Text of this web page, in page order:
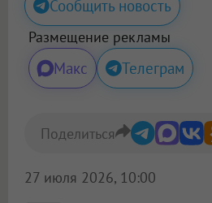
Сообщить новость
Размещение рекламы
Макс Телеграм
27 июля 2026, 10:00
Поделиться